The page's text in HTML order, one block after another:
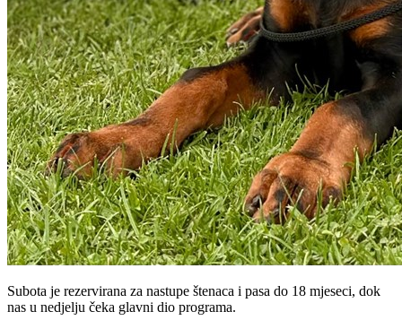
Subota je rezervirana za nastupe štenaca i pasa do 18 mjeseci, dok
nas u nedjelju čeka glavni dio programa.